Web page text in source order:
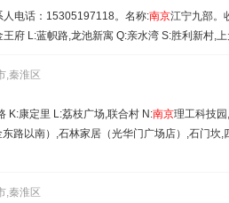
人电话：15305197118。名称:南京江宁九部。
府 L:蓝帜路,龙池新寓 Q:亲水湾 S:胜利新村,
,秦淮区
K:康定里 L:荔枝广场,联合村 N:南京理工科技园,
路以南）,石林家居（光华门广场店）,石门坎
,秦淮区